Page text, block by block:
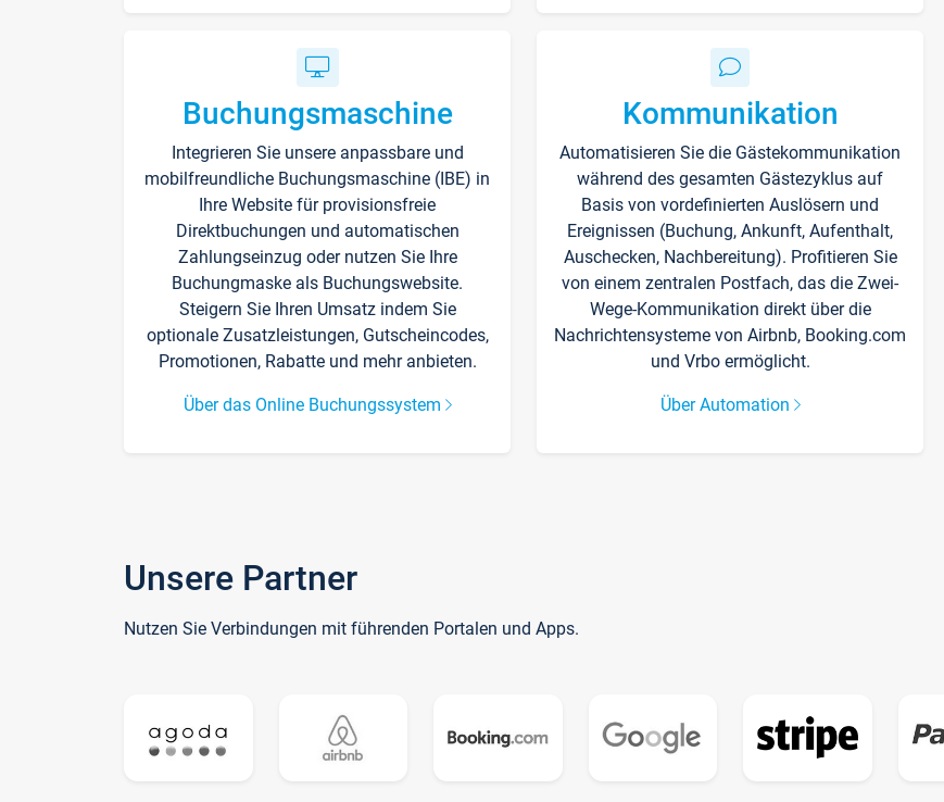
Buchungsmaschine
Integrieren Sie unsere anpassbare und
mobilfreundliche Buchungsmaschine (IBE) in
Ihre Website für provisionsfreie
Direktbuchungen und automatischen
Zahlungseinzug oder nutzen Sie Ihre
Buchungmaske als Buchungswebsite.
Steigern Sie Ihren Umsatz indem Sie
optionale Zusatzleistungen, Gutscheincodes,
Promotionen, Rabatte und mehr anbieten.
Über das Online Buchungssystem
Kommunikation
Automatisieren Sie die Gästekommunikation
während des gesamten Gästezyklus auf
Basis von vordefinierten Auslösern und
Ereignissen (Buchung, Ankunft, Aufenthalt,
Auschecken, Nachbereitung). Profitieren Sie
von einem zentralen Postfach, das die Zwei-
Wege-Kommunikation direkt über die
Nachrichtensysteme von Airbnb, Booking.com
und Vrbo ermöglicht.
Über Automation
Unsere Partner
Nutzen Sie Verbindungen mit führenden Portalen und Apps.